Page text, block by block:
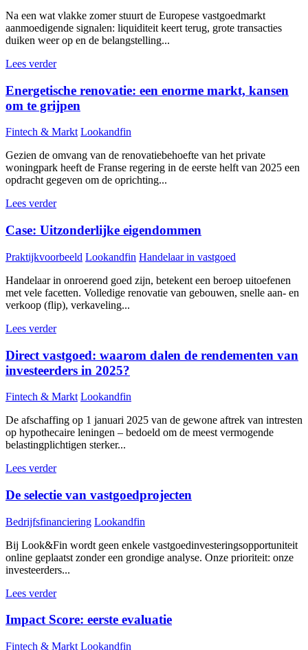
Na een wat vlakke zomer stuurt de Europese vastgoedmarkt
aanmoedigende signalen: liquiditeit keert terug, grote transacties
duiken weer op en de belangstelling...
Lees verder
Energetische renovatie: een enorme markt, kansen
om te grijpen
Fintech & Markt Lookandfin
Gezien de omvang van de renovatiebehoefte van het private
woningpark heeft de Franse regering in de eerste helft van 2025 een
opdracht gegeven om de oprichting...
Lees verder
Case: Uitzonderlijke eigendommen
Praktijkvoorbeeld Lookandfin Handelaar in vastgoed
Handelaar in onroerend goed zijn, betekent een beroep uitoefenen
met vele facetten. Volledige renovatie van gebouwen, snelle aan- en
verkoop (flip), verkaveling...
Lees verder
Direct vastgoed: waarom dalen de rendementen van
investeerders in 2025?
Fintech & Markt Lookandfin
De afschaffing op 1 januari 2025 van de gewone aftrek van intresten
op hypothecaire leningen – bedoeld om de meest vermogende
belastingplichtigen sterker...
Lees verder
De selectie van vastgoedprojecten
Bedrijfsfinanciering Lookandfin
Bij Look&Fin wordt geen enkele vastgoedinvesteringsopportuniteit
online geplaatst zonder een grondige analyse. Onze prioriteit: onze
investeerders...
Lees verder
Impact Score: eerste evaluatie
Fintech & Markt Lookandfin